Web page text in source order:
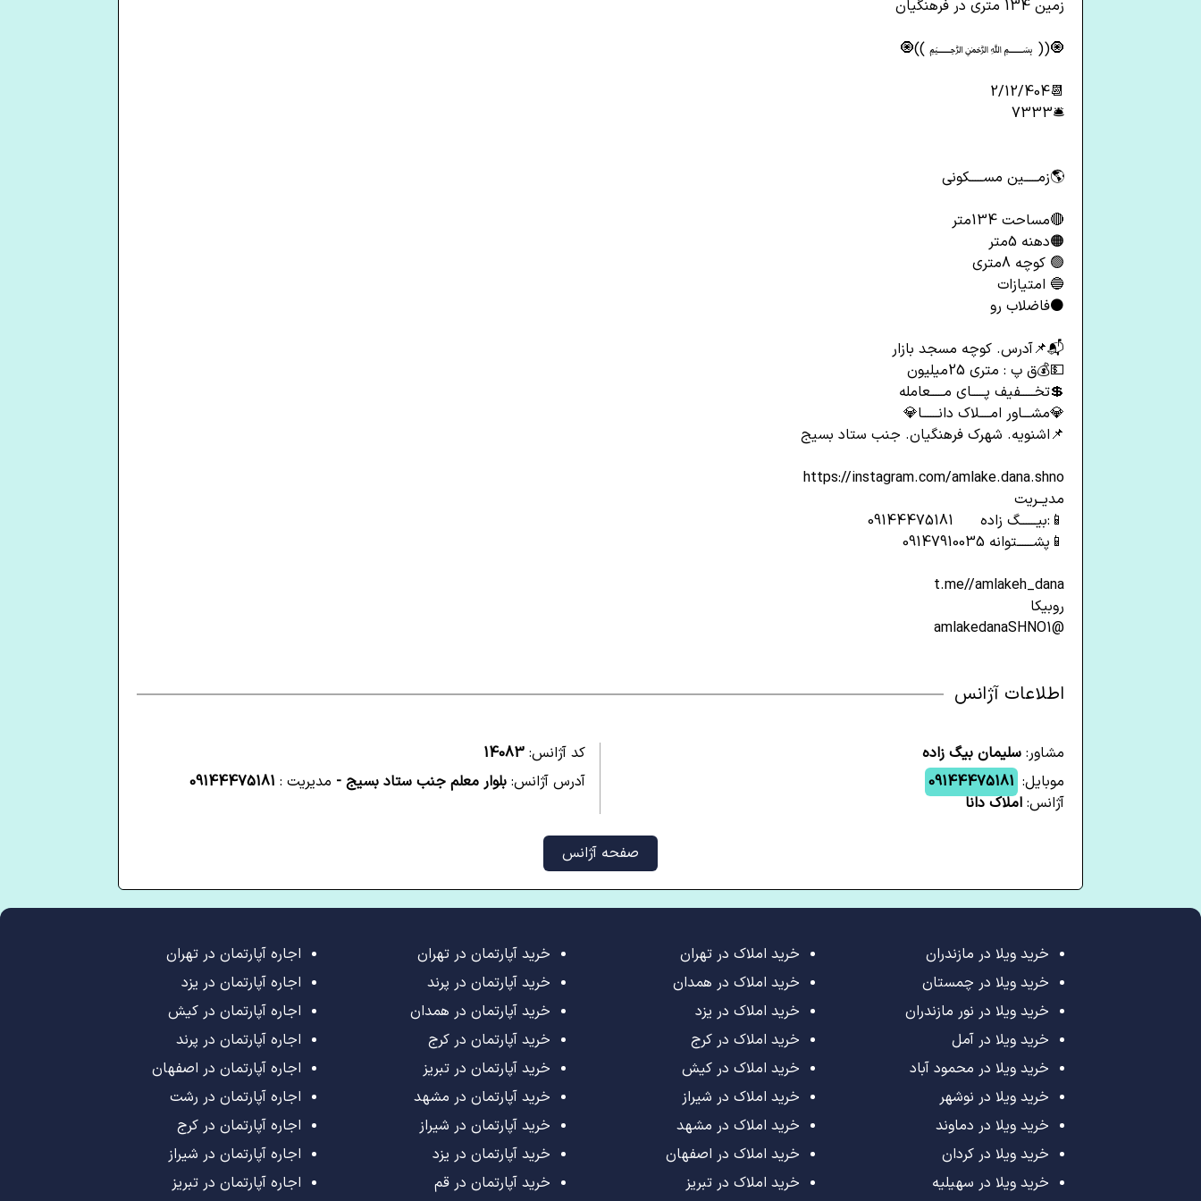
زمین 134 متری در فرهنگیان
🧿(( ﷽ ))🧿
📆2/12/404
🛎️7333
🌎زمـــــین مســـــکونی
🔴مساحت 134متر
🟠دهنه 5متر
🟢 کوچه 8متری
🔵 امتیازات
⚫فاضلاب رو
📬📌آدرس. کوچه مسجد بازار
💵💰ق پ : متری 25میلیون
💲تخـــــفیف پـــــای مـــــعامله
💎مشـــاور امــــلاک دانــــــا💎
📌اشنویه. شهرک فرهنگیان. جنب ستاد بسیج
https://instagram.com/amlake.dana.shno
مدیــریت
📱:بیــــــگ زاده 09144475181
📱پشــــــتوانه 09147910035
t.me//amlakeh_dana
روبیکا
@amlakedanaSHNO1
اطلاعات آژانس
مشاور: سلیمان بیگ زاده
موبایل: 09144475181
آژانس: املاک دانا
کد آژانس: 14083
آدرس آژانس: بلوار معلم جنب ستاد بسیج - مدیریت : 09144475181
صفحه آژانس
خرید ویلا در مازندران
خرید ویلا در چمستان
خرید ویلا در نور مازندران
خرید ویلا در آمل
خرید ویلا در محمود آباد
خرید ویلا در نوشهر
خرید ویلا در دماوند
خرید ویلا در کردان
خرید ویلا در سهیلیه
خرید املاک در تهران
خرید املاک در همدان
خرید املاک در یزد
خرید املاک در کرج
خرید املاک در کیش
خرید املاک در شیراز
خرید املاک در مشهد
خرید املاک در اصفهان
خرید املاک در تبریز
خرید آپارتمان در تهران
خرید آپارتمان در پرند
خرید آپارتمان در همدان
خرید آپارتمان در کرج
خرید آپارتمان در تبریز
خرید آپارتمان در مشهد
خرید آپارتمان در شیراز
خرید آپارتمان در یزد
خرید آپارتمان در قم
اجاره آپارتمان در تهران
اجاره آپارتمان در یزد
اجاره آپارتمان در کیش
اجاره آپارتمان در پرند
اجاره آپارتمان در اصفهان
اجاره آپارتمان در رشت
اجاره آپارتمان در کرج
اجاره آپارتمان در شیراز
اجاره آپارتمان در تبریز